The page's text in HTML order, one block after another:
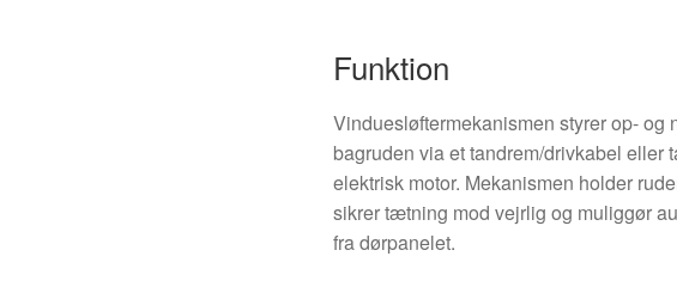
Funktion
Vinduesløftermekanismen styrer op-
bagruden via et tandrem/drivkabel eller
elektrisk motor. Mekanismen holder
sikrer tætning mod vejrlig og muliggør
fra dørpanelet.